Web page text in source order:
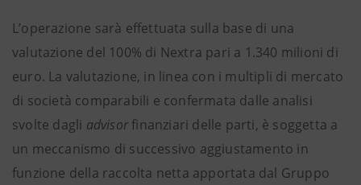
L’operazione sarà effettuata sulla base di una
valutazione del 100% di Nextra pari a 1.340 milioni di
euro. La valutazione, in linea con i multipli di mercato
di società comparabili e confermata dalle analisi
svolte dagli advisorfinanziari delle parti, è soggetta a
un meccanismo di successivo aggiustamento in
funzione della raccolta netta apportata dal Gruppo